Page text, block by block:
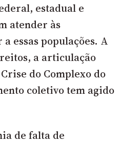
estadual e
atender às
essas populações. A
a articulação
do Complexo do
coletivo tem agido
de falta de